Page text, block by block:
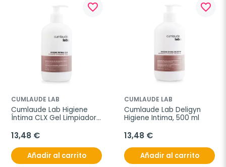
favorite_border
CUMLAUDE LAB
Cumlaude Lab Higiene
Íntima CLX Gel Limpiador,
13,48 €
Añadir al carrito
favorite_border
CUMLAUDE LAB
Cumlaude Lab Deligyn
Higiene Intima, 500 ml
13,48 €
Añadir al carrito